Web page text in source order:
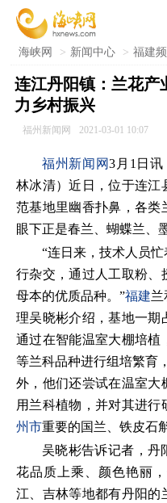
海峡网 > 新闻中心 > 福建
连江丹阳镇：兰花产
力乡村振兴
福州新闻网 2021-03-01 10:07
福州新闻网3月1日讯
林冰清）近日，位于连江
范基地里幽香扑鼻，各类
眼下正是春兰、蝴蝶兰、
“连日来，技术人员
行杂交，通过人工取粉、
母本的优质品种。”福建兰
理吴晓彬介绍，基地一期
通过在智能温室大棚培植
等兰科品种进行组培繁育
外，他们还尝试在温室大
用兰科植物，并对其进
州市重要的国兰、铁皮石
吴晓彬告诉记者，丹
花品质上乘、颜色艳丽
江、吉林等地都有丹阳的